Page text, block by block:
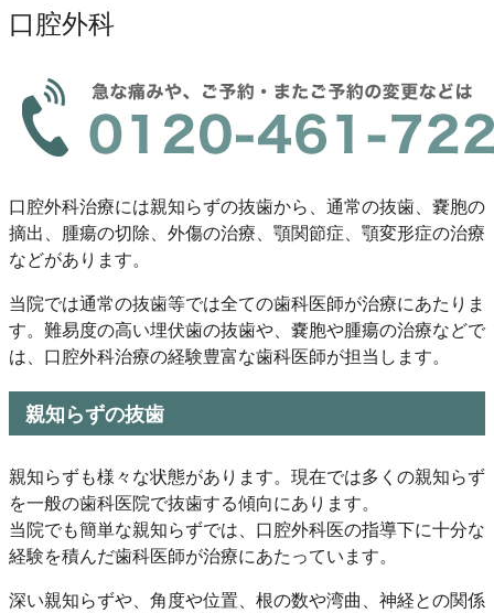
口腔外科
口腔外科治療には親知らずの抜歯から、通常の抜歯、嚢胞の
摘出、腫瘍の切除、外傷の治療、顎関節症、顎変形症の治療
などがあります。
当院では通常の抜歯等では全ての歯科医師が治療にあたりま
す。難易度の高い埋伏歯の抜歯や、嚢胞や腫瘍の治療などで
は、口腔外科治療の経験豊富な歯科医師が担当します。
親知らずの抜歯
親知らずも様々な状態があります。現在では多くの親知らず
を一般の歯科医院で抜歯する傾向にあります。
当院でも簡単な親知らずでは、口腔外科医の指導下に十分な
経験を積んだ歯科医師が治療にあたっています。
深い親知らずや、角度や位置、根の数や湾曲、神経との関係